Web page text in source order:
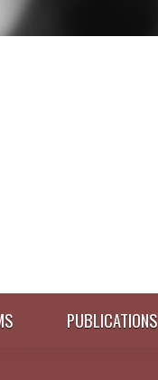
PUBLICATIONS